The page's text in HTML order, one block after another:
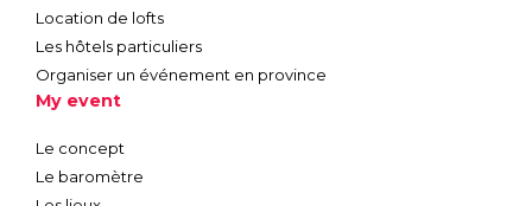
Location de lofts
Les hôtels particuliers
Organiser un événement en province
My event
Le concept
Le baromètre